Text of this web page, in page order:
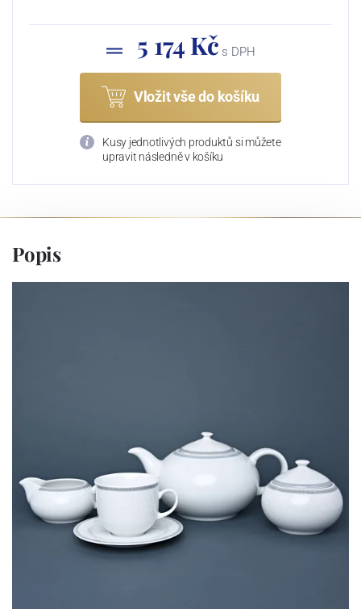
5 174 Kč s DPH
Vložit vše do košíku
Kusy jednotlivých produktů si můžete
upravit následně v košíku
Popis